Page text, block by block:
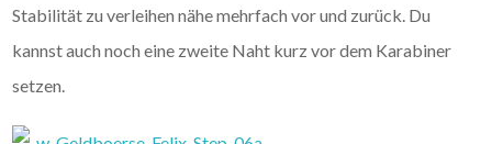
Stabilität zu verleihen nähe mehrfach vor und zurück. Du
kannst auch noch eine zweite Naht kurz vor dem Karabiner
setzen.